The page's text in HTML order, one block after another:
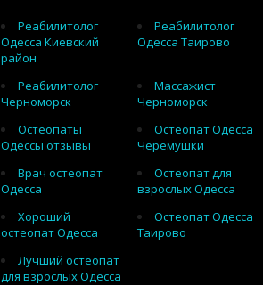
Реабилитолог
Одесса Киевский
район
Реабилитолог
Одесса Таирово
Реабилитолог
Черноморск
Массажист
Черноморск
Остеопаты
Одессы отзывы
Остеопат Одесса
Черемушки
Врач остеопат
Одесса
Остеопат для
взрослых Одесса
Хороший
остеопат Одесса
Остеопат Одесса
Таирово
Лучший остеопат
для взрослых Одесса